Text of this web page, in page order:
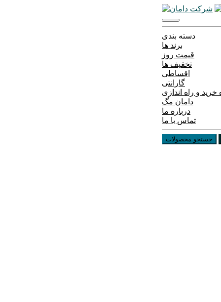
دسته بندی
برند ها
قیمت روز
تخفیف ها
اقساطی
گارانتی
و راه اندازی
دامان مگ
درباره ما
تماس با ما
جستجو محصولات